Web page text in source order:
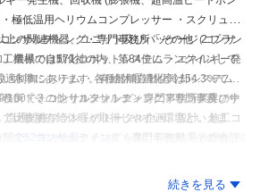
自動化ロボットシステム ・エネルギー発
アリング及びサ
全52件の 社員クチコミ
比率が53.8％と過半数を占め、全体として良い
コンサルティング・専門事務所「その他（コンサ
業界では571社の内、第84位にランクインして
水準にあります。有給休暇消化率は54.3％で、
所「その他（コンサルティング・専門事務
比較的有給休暇が取得しやすい環境といえま
間で、コンサルティング・専門事務所「その他
100で、コンサルティング・専門事務所業界の中
ています。
クチコミを集計した結果であり、実際とは異なる可能
続きを見る